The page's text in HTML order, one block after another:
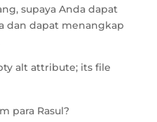
supaya Anda dapat
dan dapat menangkap
para Rasul?